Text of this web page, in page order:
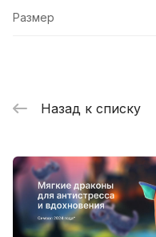
Размер
Назад к списку